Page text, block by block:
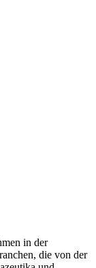
in der
die von der